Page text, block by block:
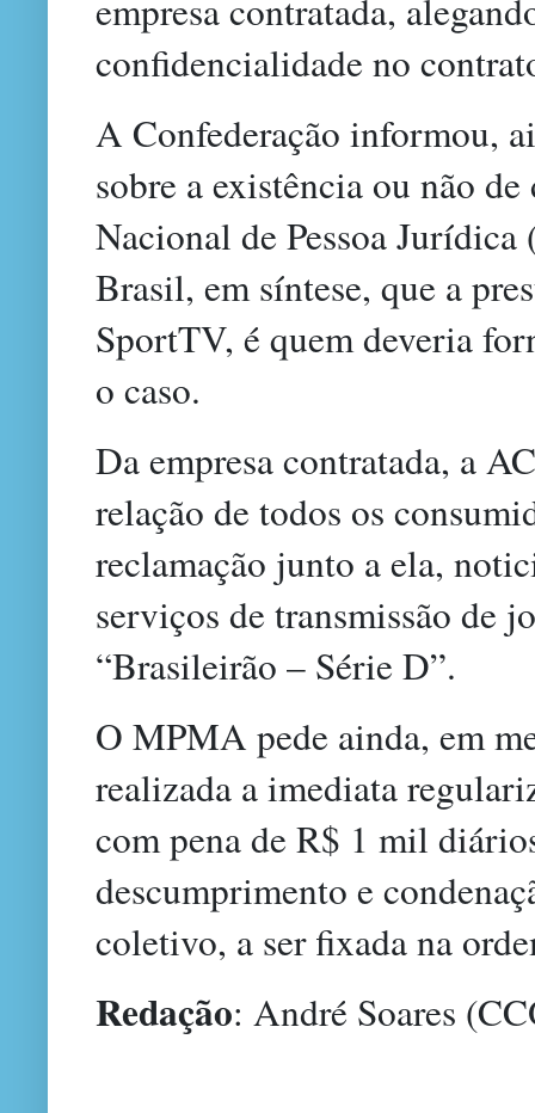
empresa contratada,
confidencialidade no
A Confederação informou,
sobre a existência ou não
Nacional de Pessoa Jurídica
Brasil, em síntese, que a
SportTV, é quem deveria
o caso.
Da empresa contratada, a
relação de todos os
reclamação junto a ela,
serviços de transmissão de
“Brasileirão – Série D”.
O MPMA pede ainda, em
realizada a imediata
com pena de R$ 1 mil
descumprimento e
coletivo, a ser fixada na
Redação: André Soares